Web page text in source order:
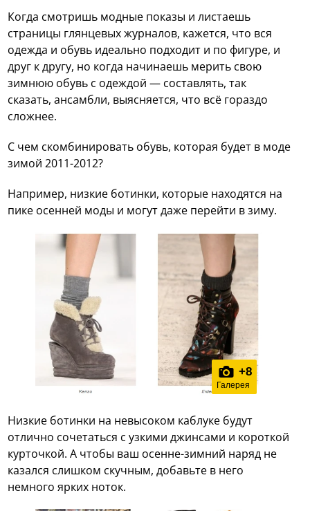
Когда смотришь модные показы и листаешь
страницы глянцевых журналов, кажется, что вся
одежда и обувь идеально подходит и по фигуре, и
друг к другу, но когда начинаешь мерить свою
зимнюю обувь с одеждой — составлять, так
сказать, ансамбли, выясняется, что всё гораздо
сложнее.
С чем скомбинировать обувь, которая будет в моде
зимой 2011-2012?
Например, низкие ботинки, которые находятся на
пике осенней моды и могут даже перейти в зиму.
+8
Галерея
Низкие ботинки на невысоком каблуке будут
отлично сочетаться с узкими джинсами и короткой
курточкой. А чтобы ваш осенне-зимний наряд не
казался слишком скучным, добавьте в него
немного ярких ноток.